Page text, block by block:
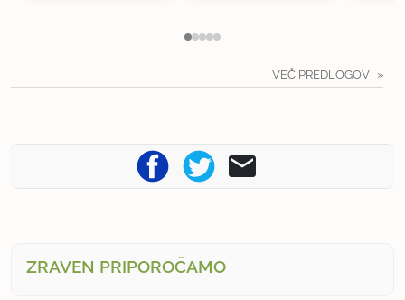
VEČ PREDLOGOV
ZRAVEN PRIPOROČAMO